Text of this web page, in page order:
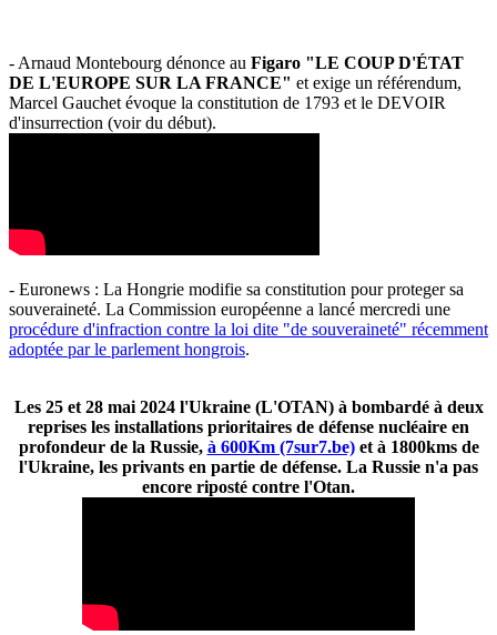
- Arnaud Montebourg dénonce au Figaro "LE COUP D'ÉTAT
DE L'EUROPE SUR LA FRANCE" et exige un référendum,
Marcel Gauchet évoque la constitution de 1793 et le DEVOIR
d'insurrection (voir du début).
- Euronews : La Hongrie modifie sa constitution pour proteger sa
souveraineté. La Commission européenne a lancé mercredi une
procédure d'infraction contre la loi dite "de souveraineté" récemment
adoptée par le parlement hongrois.
Les 25 et 28 mai 2024 l'Ukraine (L'OTAN) à bombardé à deux
reprises les installations prioritaires de défense nucléaire en
profondeur de la Russie, à 600Km (7sur7.be)et à 1800kms de
l'Ukraine, les privants en partie de défense. La Russie n'a pas
encore riposté contre l'Otan.